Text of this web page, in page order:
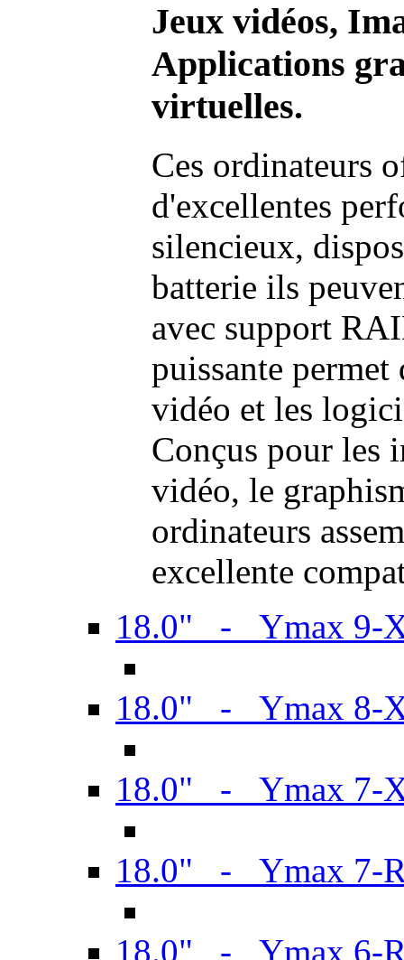
Jeux vidéos,
Applications
virtuelles.
Ces ordinateurs
d'excellentes
silencieux,
batterie ils
avec support
puissante permet
vidéo et les
Conçus pour les
vidéo, le
ordinateurs
excellente
18.0" - Ymax 9-
18.0" - Ymax 8-
18.0" - Ymax 7-
18.0" - Ymax 7-
18.0" - Ymax 6-